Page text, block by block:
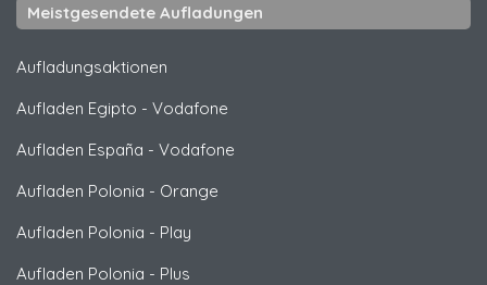
Meistgesendete Aufladungen
Aufladungsaktionen
Aufladen Egipto - Vodafone
Aufladen España - Vodafone
Aufladen Polonia - Orange
Aufladen Polonia - Play
Aufladen Polonia - Plus